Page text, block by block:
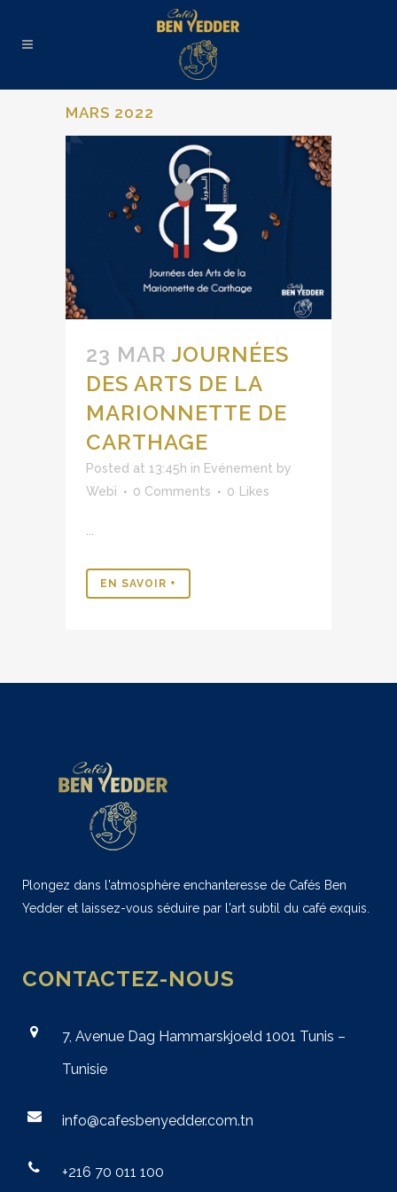
MARS 2022
23 MAR JOURNÉES
DES ARTS DE LA
MARIONNETTE DE
CARTHAGE
Posted at 13:45h in Evénement by
Webi
0 Comments 0 Likes
EN SAVOIR +
Plongez dans l'atmosphère enchanteresse de Cafés Ben
Yedder et laissez-vous séduire par l'art subtil du café exquis.
CONTACTEZ-NOUS
7, Avenue Dag Hammarskjoeld 1001 Tunis –
Tunisie
info@cafesbenyedder.com.tn
+216 70 011 100